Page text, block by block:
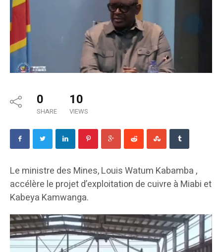
0
SHARE
10
VIEWS
Le ministre des Mines, Louis Watum Kabamba ,
accélère le projet d’exploitation de cuivre à Miabi et
Kabeya Kamwanga.